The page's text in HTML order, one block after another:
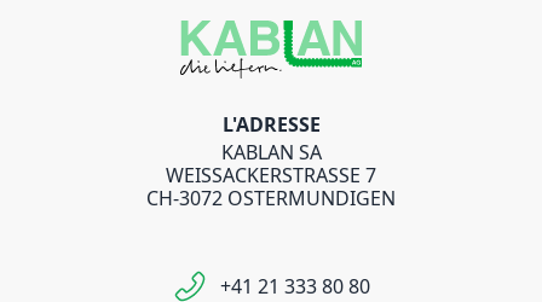
L'ADRESSE
KABLAN SA
WEISSACKERSTRASSE 7
CH-3072 OSTERMUNDIGEN
+41 21 333 80 80